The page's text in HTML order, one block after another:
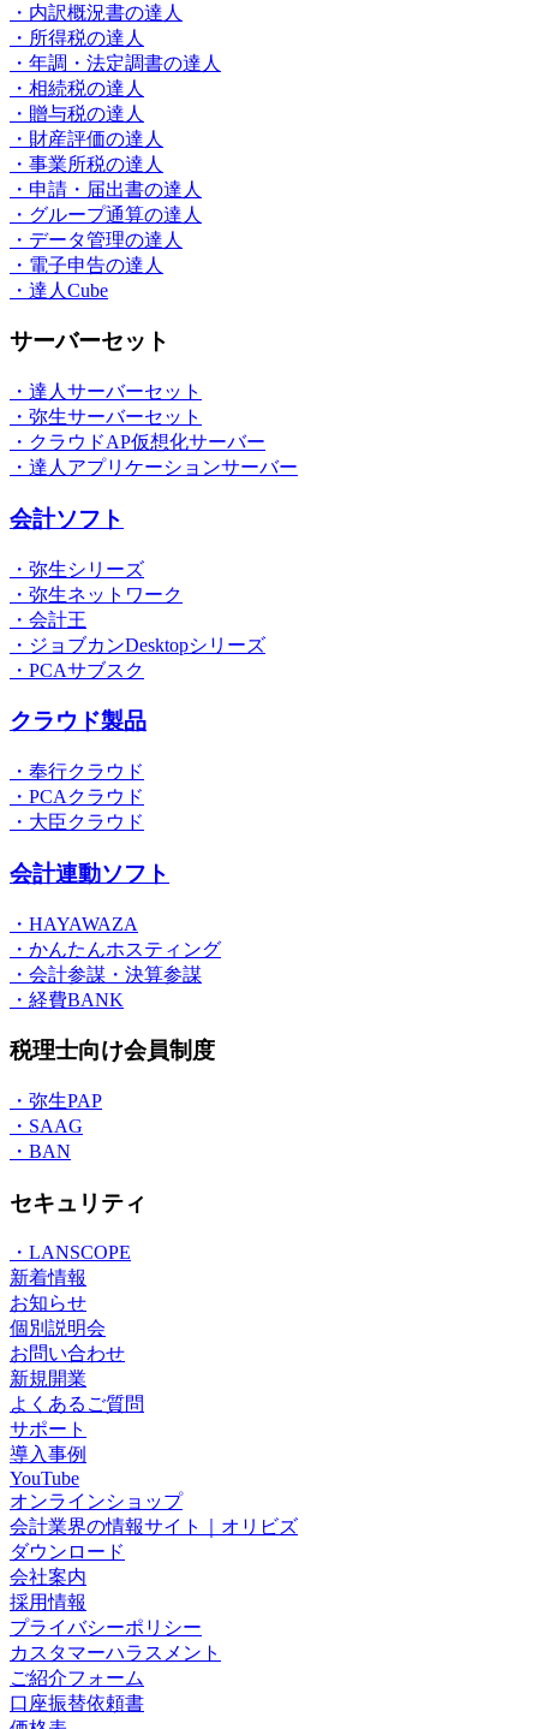
・内訳概況書の達人
・所得税の達人
・年調・法定調書の達人
・相続税の達人
・贈与税の達人
・財産評価の達人
・事業所税の達人
・申請・届出書の達人
・グループ通算の達人
・データ管理の達人
・電子申告の達人
・達人Cube
サーバーセット
・達人サーバーセット
・弥生サーバーセット
・クラウドAP仮想化サーバー
・達人アプリケーションサーバー
会計ソフト
・弥生シリーズ
・弥生ネットワーク
・会計王
・ジョブカンDesktopシリーズ
・PCAサブスク
クラウド製品
・奉行クラウド
・PCAクラウド
・大臣クラウド
会計連動ソフト
・HAYAWAZA
・かんたんホスティング
・会計参謀・決算参謀
・経費BANK
税理士向け会員制度
・弥生PAP
・SAAG
・BAN
セキュリティ
・LANSCOPE
新着情報
お知らせ
個別説明会
お問い合わせ
新規開業
よくあるご質問
サポート
導入事例
YouTube
オンラインショップ
会計業界の情報サイト｜オリビズ
ダウンロード
会社案内
採用情報
プライバシーポリシー
カスタマーハラスメント
ご紹介フォーム
口座振替依頼書